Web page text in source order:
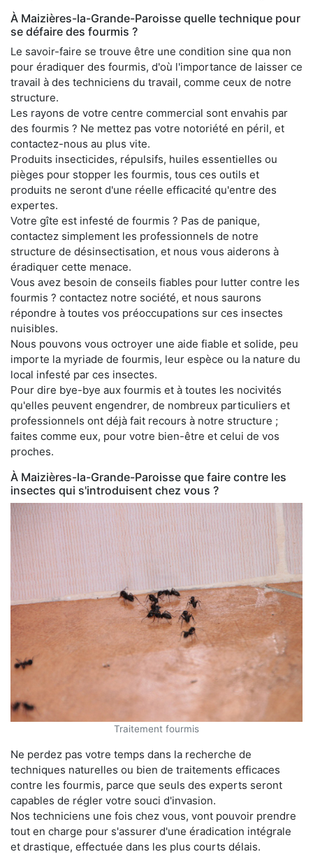
À Maizières-la-Grande-Paroisse quelle technique pour
se défaire des fourmis ?
Le savoir-faire se trouve être une condition sine qua non
pour éradiquer des fourmis, d'où l'importance de laisser ce
travail à des techniciens du travail, comme ceux de notre
structure.
Les rayons de votre centre commercial sont envahis par
des fourmis ? Ne mettez pas votre notoriété en péril, et
contactez-nous au plus vite.
Produits insecticides, répulsifs, huiles essentielles ou
pièges pour stopper les fourmis, tous ces outils et
produits ne seront d'une réelle efficacité qu'entre des
expertes.
Votre gîte est infesté de fourmis ? Pas de panique,
contactez simplement les professionnels de notre
structure de désinsectisation, et nous vous aiderons à
éradiquer cette menace.
Vous avez besoin de conseils fiables pour lutter contre les
fourmis ? contactez notre société, et nous saurons
répondre à toutes vos préoccupations sur ces insectes
nuisibles.
Nous pouvons vous octroyer une aide fiable et solide, peu
importe la myriade de fourmis, leur espèce ou la nature du
local infesté par ces insectes.
Pour dire bye-bye aux fourmis et à toutes les nocivités
qu'elles peuvent engendrer, de nombreux particuliers et
professionnels ont déjà fait recours à notre structure ;
faites comme eux, pour votre bien-être et celui de vos
proches.
À Maizières-la-Grande-Paroisse que faire contre les
insectes qui s'introduisent chez vous ?
Traitement fourmis
Ne perdez pas votre temps dans la recherche de
techniques naturelles ou bien de traitements efficaces
contre les fourmis, parce que seuls des experts seront
capables de régler votre souci d'invasion.
Nos techniciens une fois chez vous, vont pouvoir prendre
tout en charge pour s'assurer d'une éradication intégrale
et drastique, effectuée dans les plus courts délais.